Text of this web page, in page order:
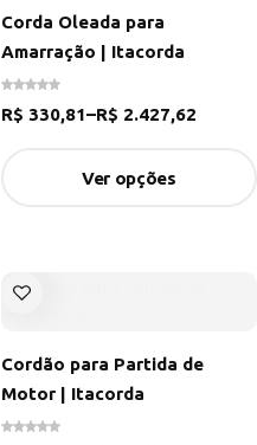
Corda Oleada para
Amarração | Itacorda
R$ 330,81–R$ 2.427,62
Ver opções
Cordão para Partida de
Motor | Itacorda